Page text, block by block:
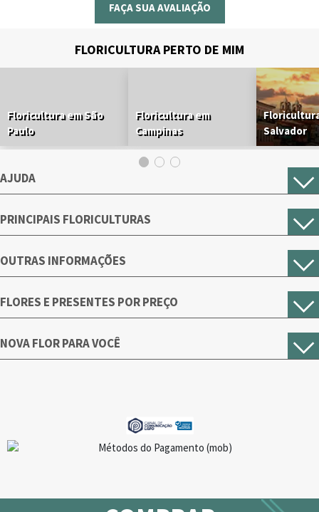
FAÇA SUA AVALIAÇÃO
FLORICULTURA PERTO DE MIM
Floricultura em São
Paulo
Floricultura em
Campinas
Salvador
AJUDA
PRINCIPAIS FLORICULTURAS
OUTRAS INFORMAÇÕES
FLORES E PRESENTES POR PREÇO
NOVA FLOR PARA VOCÊ